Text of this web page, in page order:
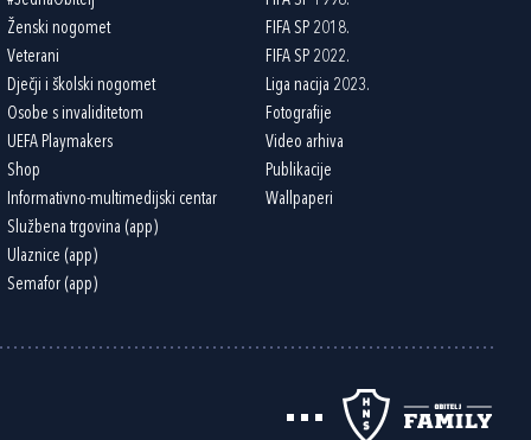
Ženski nogomet
Veterani
Dječji i školski nogomet
Osobe s invaliditetom
UEFA Playmakers
Shop
Informativno-multimedijski centar
Službena trgovina (app)
Ulaznice (app)
Semafor (app)
FIFA SP 2018.
FIFA SP 2022.
Liga nacija 2023.
Fotografije
Video arhiva
Publikacije
Wallpaperi